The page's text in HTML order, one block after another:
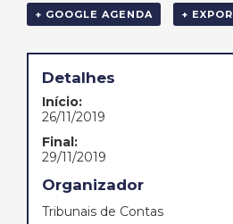
+ GOOGLE AGENDA +
Detalhes
Início:
26/11/2019
Final:
29/11/2019
Organizador
Tribunais de Contas